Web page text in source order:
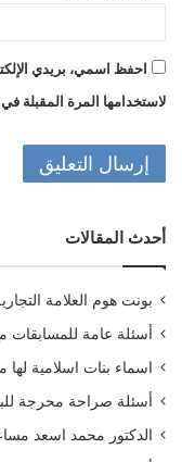
احفظ اسمي، بريدي
لاستخدامها المرة المقبلة
أحدث المقالات
بونت هوم العلامة
أسئلة عامة للمسابقات مع
اسماء بنات اسلامية
أسئلة صراحة محرجة
الدكتور محمد اسعد